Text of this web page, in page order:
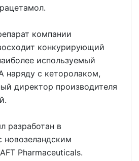
компании
конкурирующий
используемый
наряду с кеторолаком,
директор производителя
разработан в
новозеландским
Pharmaceuticals.